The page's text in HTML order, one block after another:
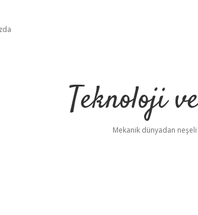
Teknoloji
Mekanik dünyadan